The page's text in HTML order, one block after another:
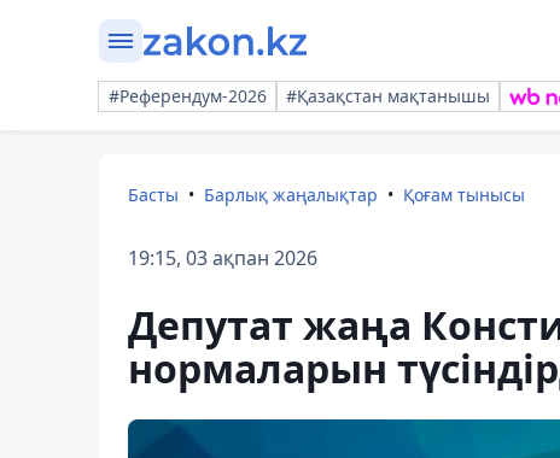
#Референдум-2026 #Қазақстан мақтанышы
Басты Барлық жаңалықтар Қоғам тынысы
19:15, 03 ақпан 2026
Депутат жаңа
нормаларын